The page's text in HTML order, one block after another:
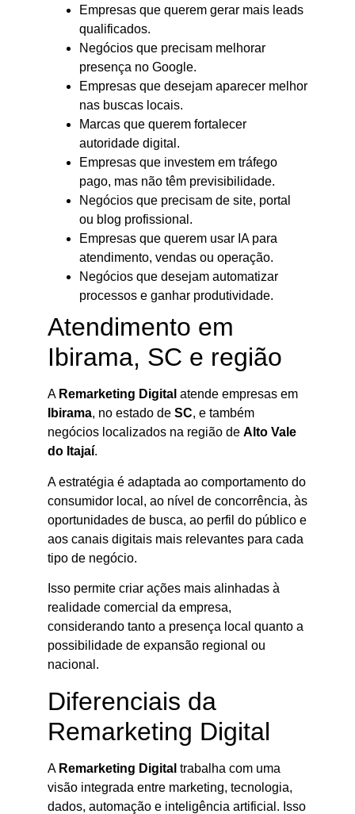
Empresas que querem gerar mais leads
qualificados.
Negócios que precisam melhorar
presença no Google.
Empresas que desejam aparecer melhor
nas buscas locais.
Marcas que querem fortalecer
autoridade digital.
Empresas que investem em tráfego
pago, mas não têm previsibilidade.
Negócios que precisam de site, portal
ou blog profissional.
Empresas que querem usar IA para
atendimento, vendas ou operação.
Negócios que desejam automatizar
processos e ganhar produtividade.
Atendimento em
Ibirama, SC e região
A Remarketing Digital atende empresas em
Ibirama, no estado de SC, e também
negócios localizados na região de Alto Vale
do Itajaí.
A estratégia é adaptada ao comportamento do
consumidor local, ao nível de concorrência, às
oportunidades de busca, ao perfil do público e
aos canais digitais mais relevantes para cada
tipo de negócio.
Isso permite criar ações mais alinhadas à
realidade comercial da empresa,
considerando tanto a presença local quanto a
possibilidade de expansão regional ou
nacional.
Diferenciais da
Remarketing Digital
A Remarketing Digital trabalha com uma
visão integrada entre marketing, tecnologia,
dados, automação e inteligência artificial. Isso